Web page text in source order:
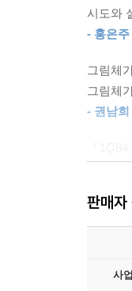
“잠에서
그레고
프란츠
깨어난
대화하
“남편이
것이
시도와
- 홍은
그림체
그림체
- 권남
책들에
- 양윤
판매자
사